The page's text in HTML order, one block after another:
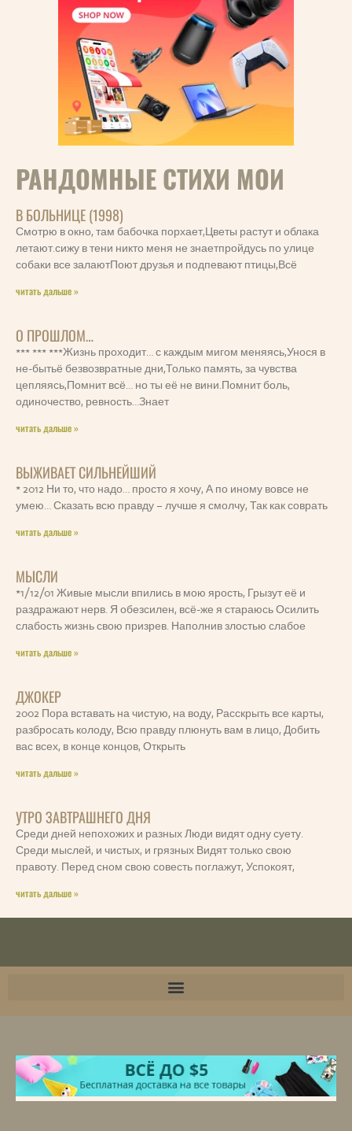
РАНДОМНЫЕ СТИХИ МОИ
В БОЛЬНИЦЕ (1998)
Смотрю в окно, там бабочка порхает,Цветы растут и облака
летают.сижу в тени никто меня не знаетпройдусь по улице
собаки все залаютПоют друзья и подпевают птицы,Всё
читать дальше »
О ПРОШЛОМ…
*** *** ***Жизнь проходит… с каждым мигом меняясь,Унося в
не-бытьё безвозвратные дни,Только память, за чувства
цепляясь,Помнит всё… но ты её не вини.Помнит боль,
одиночество, ревность…Знает
читать дальше »
ВЫЖИВАЕТ СИЛЬНЕЙШИЙ
* 2012 Ни то, что надо… просто я хочу, А по иному вовсе не
умею… Сказать всю правду – лучше я смолчу, Так как соврать
читать дальше »
МЫСЛИ
*1/12/01 Живые мысли впились в мою ярость, Грызут её и
раздражают нерв. Я обезсилен, всё-же я стараюсь Осилить
слабость жизнь свою призрев. Наполнив злостью слабое
читать дальше »
ДЖОКЕР
2002 Пора вставать на чистую, на воду, Расскрыть все карты,
разбросать колоду, Всю правду плюнуть вам в лицо, Добить
вас всех, в конце концов, Открыть
читать дальше »
УТРО ЗАВТРАШНЕГО ДНЯ
Среди дней непохожих и разных Люди видят одну суету.
Среди мыслей, и чистых, и грязных Видят только свою
правоту. Перед сном свою совесть поглажут, Успокоят,
читать дальше »